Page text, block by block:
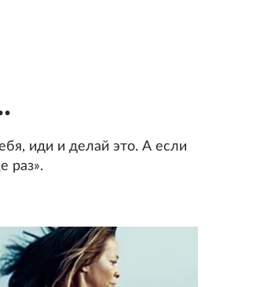
иди и делай это. А если
раз».